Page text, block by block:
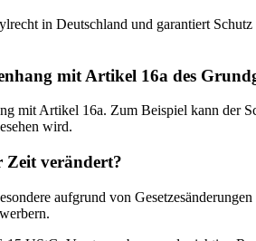
in Deutschland und garantiert
mit Artikel 16a des
mit Artikel 16a. Zum Beispiel kann der
wird.
Zeit verändert?
aufgrund von